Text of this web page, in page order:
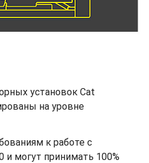
установок Cat
на уровне
к работе с
и могут принимать 100%